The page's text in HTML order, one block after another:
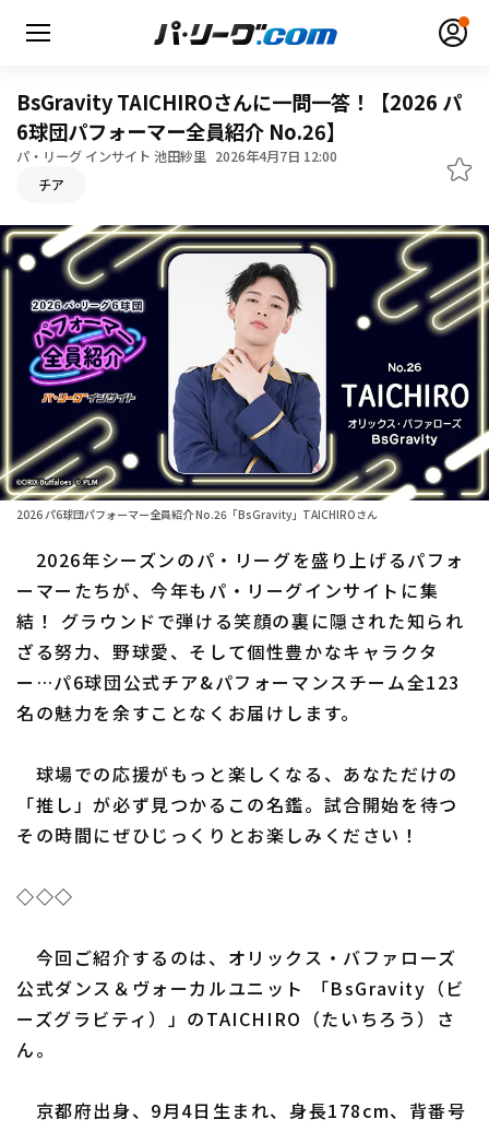
HOME
動画
日程・結果
順位表･成績
1軍公式戦
ファーム東地区
ファーム西地区
交流戦
選手名鑑
選手名鑑トップ
北海道日本ハムファイターズ
東北楽天ゴールデンイーグルス
埼玉西武ライオンズ
千葉ロッテマリーンズ
福岡ソフトバンクホークス
ニュース
設定
運営会社（別ウィンドウで開く） よくある質問
BsGravity TAICHIROさんに一問一答！【2026 パ
6球団パフォーマー全員紹介 No.26】
パ・リーグ インサイト 池田紗里 2026年4月7日 12:00
チア
2026 パ6球団パフォーマー全員紹介 No.26「BsGravity」TAICHIROさん
2026年シーズンのパ・リーグを盛り上げるパフォ
ーマーたちが、今年もパ・リーグインサイトに集
結！ グラウンドで弾ける笑顔の裏に隠された知られ
ざる努力、野球愛、そして個性豊かなキャラクタ
ー…パ6球団公式チア&パフォーマンスチーム全123
名の魅力を余すことなくお届けします。
球場での応援がもっと楽しくなる、あなただけの
「推し」が必ず見つかるこの名鑑。試合開始を待つ
その時間にぜひじっくりとお楽しみください！
◇◇◇
今回ご紹介するのは、オリックス・バファローズ
公式ダンス＆ヴォーカルユニット 「BsGravity（ビ
ーズグラビティ）」のTAICHIRO（たいちろう）さ
ん。
京都府出身、9月4日生まれ、身長178cm、背番号